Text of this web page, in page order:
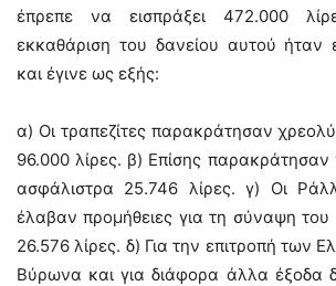
έπρεπε να εισπράξει 472.000
εκκαθάριση του δανείου αυτού ήταν
και έγινε ως εξής:
α) Οι τραπεζίτες παρακράτησαν
96.000 λίρες. β) Επίσης παρακράτησαν
ασφάλιστρα 25.746 λίρες. γ) Οι
έλαβαν προμήθειες για τη σύναψη του
26.576 λίρες. δ) Για την επιτροπή των
Βύρωνα και για διάφορα άλλα έξοδα